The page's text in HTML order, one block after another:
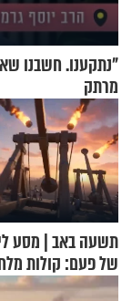
"נתקענו. חשבנו
מרתק
תשעה באב | מסע
של פעם: קולות
הזיתים